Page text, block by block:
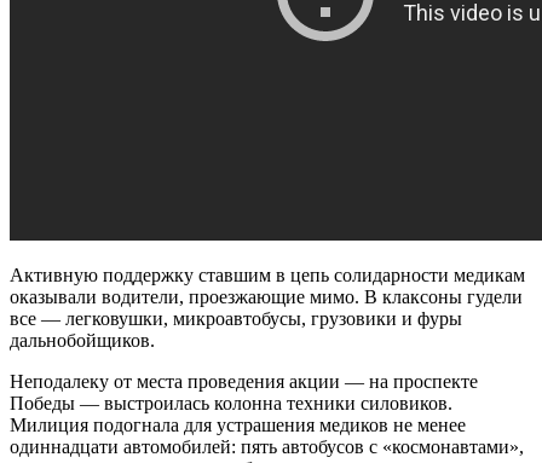
Активную поддержку ставшим в цепь солидарности медикам
оказывали водители, проезжающие мимо. В клаксоны гудели
все — легковушки, микроавтобусы, грузовики и фуры
дальнобойщиков.
Неподалеку от места проведения акции — на проспекте
Победы — выстроилась колонна техники силовиков.
Милиция подогнала для устрашения медиков не менее
одиннадцати автомобилей: пять автобусов с «космонавтами»,